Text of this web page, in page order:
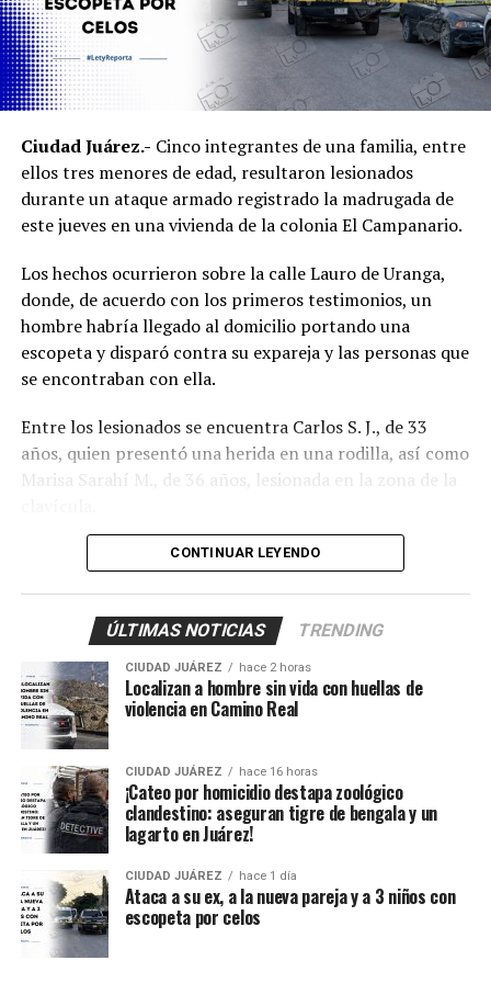
Ambiente acudió al sitio para hacerse cargo del
resguardo y atención de los ejemplares de fauna
silvestre.
Público mientras continúan las investigaciones para
esclarecer el homicidio y determinar la posible
participación de más personas.
Ciudad Juárez.- Cinco integrantes de una familia, entre
ellos tres menores de edad, resultaron lesionados
durante un ataque armado registrado la madrugada de
este jueves en una vivienda de la colonia El Campanario.
Los hechos ocurrieron sobre la calle Lauro de Uranga,
donde, de acuerdo con los primeros testimonios, un
hombre habría llegado al domicilio portando una
escopeta y disparó contra su expareja y las personas que
se encontraban con ella.
Entre los lesionados se encuentra Carlos S. J., de 33
años, quien presentó una herida en una rodilla, así como
Marisa Sarahí M., de 36 años, lesionada en la zona de la
También fueron atendidos Damián, de 14 años; Ana, de
El probable responsable fue identificado como Abraham
B., de 38 años, expareja de la mujer y presunto padre de
los menores, de acuerdo con información
proporcionada por un mando policiaco.
Agentes ministeriales acudieron al lugar para procesar
la escena, recabar evidencias e iniciar la búsqueda del
presunto agresor, quien hasta el momento no ha sido
detenido.
CONTINUAR LEYENDO
ÚLTIMAS NOTICIAS TRENDING
CIUDAD JUÁREZ hace 2 horas
Localizan a hombre sin vida con huellas de
violencia en Camino Real
CIUDAD JUÁREZ hace 16 horas
¡Cateo por homicidio destapa zoológico
clandestino: aseguran tigre de bengala y un
lagarto en Juárez!
CIUDAD JUÁREZ hace 1 día
Ataca a su ex, a la nueva pareja y a 3 niños con
escopeta por celos